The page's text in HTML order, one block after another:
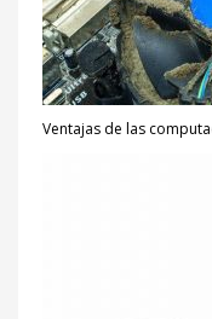
Ventajas de las